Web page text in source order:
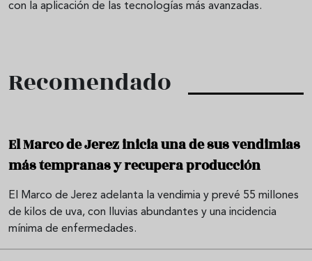
con la aplicación de las tecnologías más avanzadas.
Recomendado
El Marco de Jerez inicia una de sus vendimias
más tempranas y recupera producción
El Marco de Jerez adelanta la vendimia y prevé 55 millones
de kilos de uva, con lluvias abundantes y una incidencia
mínima de enfermedades.